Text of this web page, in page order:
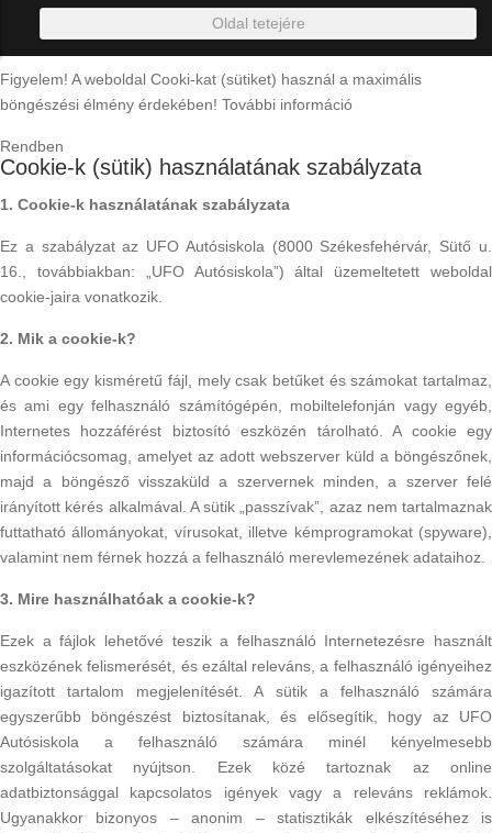
Oldal tetejére
Figyelem! A weboldal Cooki-kat (sütiket) használ a maximális
böngészési élmény érdekében! További információ
Rendben
Cookie-k (sütik) használatának szabályzata
1. Cookie-k használatának szabályzata
Ez a szabályzat az UFO Autósiskola (8000 Székesfehérvár, Sütő u.
16., továbbiakban: „UFO Autósiskola”) által üzemeltetett weboldal
cookie-jaira vonatkozik.
2. Mik a cookie-k?
A cookie egy kisméretű fájl, mely csak betűket és számokat tartalmaz,
és ami egy felhasználó számítógépén, mobiltelefonján vagy egyéb,
Internetes hozzáférést biztosító eszközén tárolható. A cookie egy
információcsomag, amelyet az adott webszerver küld a böngészőnek,
majd a böngésző visszaküld a szervernek minden, a szerver felé
irányított kérés alkalmával. A sütik „passzívak”, azaz nem tartalmaznak
futtatható állományokat, vírusokat, illetve kémprogramokat (spyware),
valamint nem férnek hozzá a felhasználó merevlemezének adataihoz.
3. Mire használhatóak a cookie-k?
Ezek a fájlok lehetővé teszik a felhasználó Internetezésre használt
eszközének felismerését, és ezáltal releváns, a felhasználó igényeihez
igazított tartalom megjelenítését. A sütik a felhasználó számára
egyszerűbb böngészést biztosítanak, és elősegítik, hogy az UFO
Autósiskola a felhasználó számára minél kényelmesebb
szolgáltatásokat nyújtson. Ezek közé tartoznak az online
adatbiztonsággal kapcsolatos igények vagy a releváns reklámok.
Ugyanakkor bizonyos – anonim – statisztikák elkészítéséhez is